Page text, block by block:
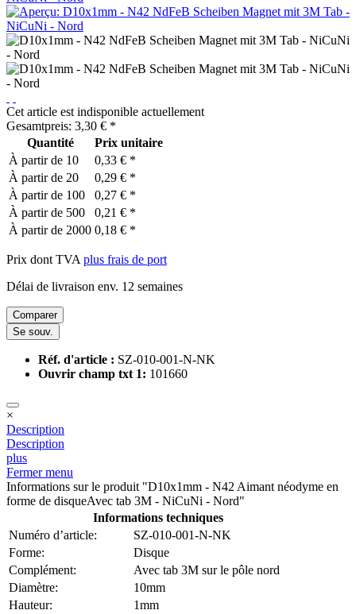
Cet article est indisponible actuellement
Gesamtpreis: 3,30 € *
Quantité
Prix unitaire
À partir de 10
0,33 € *
À partir de 20
0,29 € *
À partir de 100
0,27 € *
À partir de 500
0,21 € *
À partir de 2000 0,18 € *
Prix dont TVA plus frais de port
Délai de livraison env. 12 semaines
Comparer
Se souv.
Réf. d'article : SZ-010-001-N-NK
Ouvrir champ txt 1: 101660
×
Description
Description
plus
Fermer menu
Informations sur le produit "D10x1mm - N42 Aimant néodyme en
forme de disqueAvec tab 3M - NiCuNi - Nord"
Informations techniques
Numéro d’article:
SZ-010-001-N-NK
Forme:
Disque
Complément:
Avec tab 3M sur le pôle nord
Diamètre:
10mm
Hauteur:
1mm